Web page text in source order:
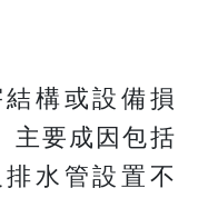
構或設備損
主要成因包括
水管設置不